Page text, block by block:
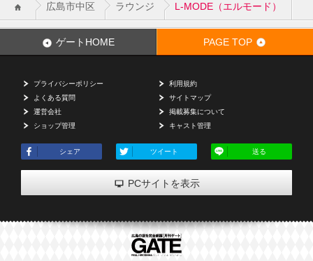
広島市中区 ラウンジ L-MODE（エルモード）
ゲートHOME PAGE TOP
プライバシーポリシー
利用規約
よくある質問
サイトマップ
運営会社
掲載募集について
ショップ管理
キャスト管理
シェア ツイート 送る
PCサイトを表示